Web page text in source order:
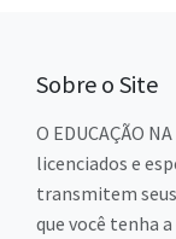
Sobre o Site
O EDUCAÇÃO
licenciados e
transmitem
que você tenha